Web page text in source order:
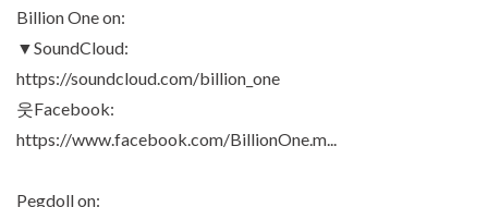
Billion One on:
▼SoundCloud:
https://soundcloud.com/billion_one
웃Facebook:
https://www.facebook.com/BillionOne.m...
Pegdoll on: